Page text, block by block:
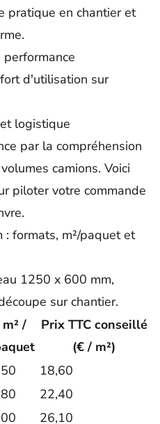
pratique en chantier et
d'utilisation sur
logistique
par la compréhension
camions. Voici
piloter votre commande
formats, m²/paquet et
1250 x 600 mm,
sur chantier.
m² /
Prix TTC conseillé
(€ / m²)
18,60
22,40
26,10